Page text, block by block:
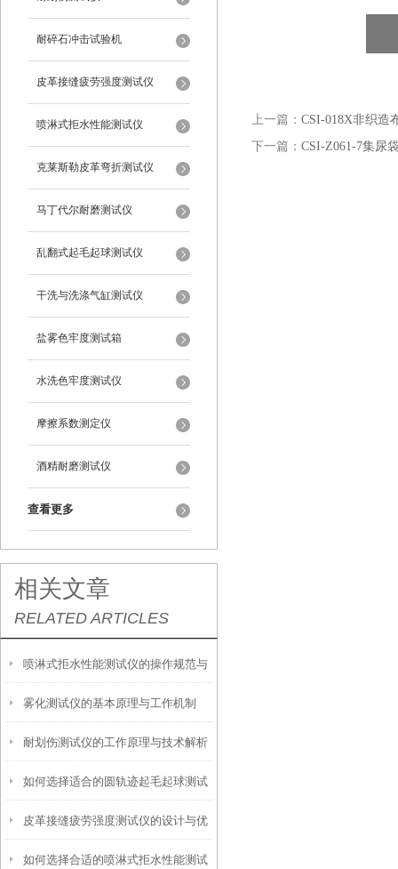
耐碎石冲击试验机
皮革接缝疲劳强度测试仪
喷淋式拒水性能测试仪
克莱斯勒皮革弯折测试仪
马丁代尔耐磨测试仪
乱翻式起毛起球测试仪
干洗与洗涤气缸测试仪
盐雾色牢度测试箱
水洗色牢度测试仪
摩擦系数测定仪
酒精耐磨测试仪
查看更多
相关文章
RELATED ARTICLES
喷淋式拒水性能测试仪的操作规范与
应用指南
雾化测试仪的基本原理与工作机制
耐划伤测试仪的工作原理与技术解析
如何选择适合的圆轨迹起毛起球测试
仪？
皮革接缝疲劳强度测试仪的设计与优
化
如何选择合适的喷淋式拒水性能测试
上一篇： CSI-018X非织造
下一篇： CSI-Z061-7集尿